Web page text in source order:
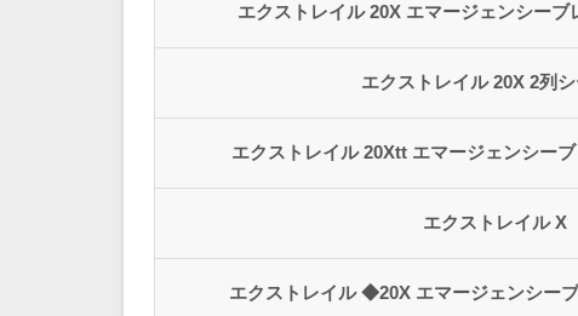
エクストレイル 20X エマージェンシーブ
エクストレイル 20X 2列
エクストレイル 20Xtt エマージェンシー
エクストレイル X
エクストレイル ◆20X エマージェンシー